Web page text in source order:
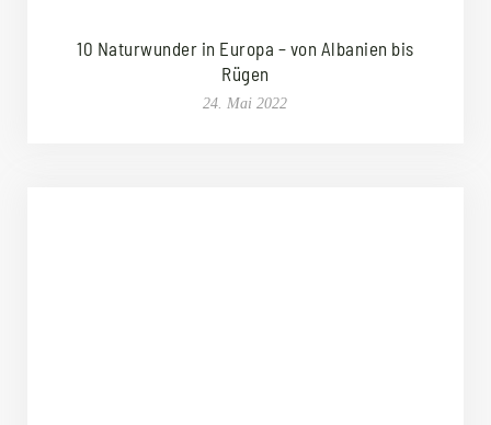
10 Naturwunder in Europa – von Albanien bis
Rügen
24. Mai 2022